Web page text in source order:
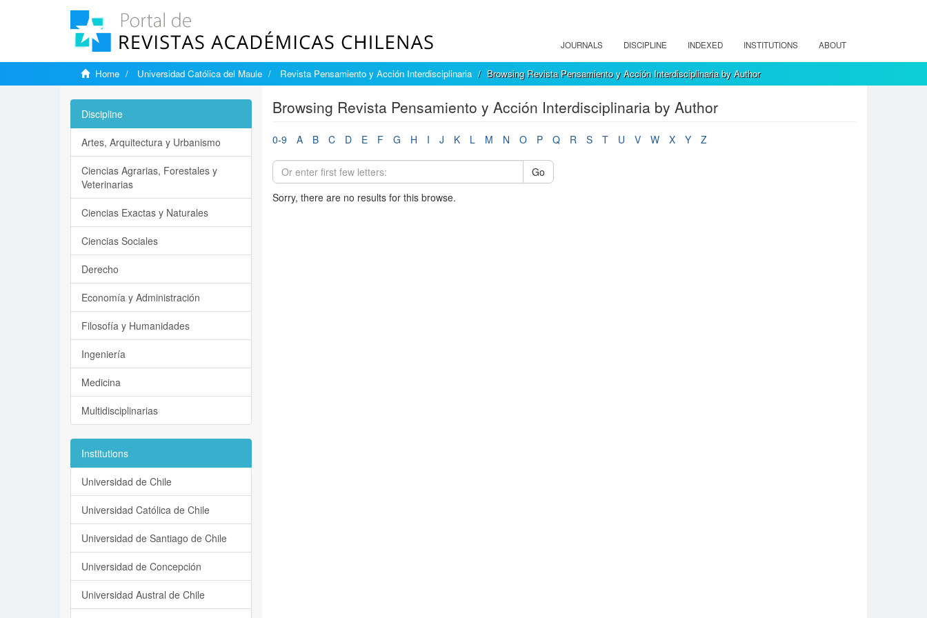
JOURNALS DISCIPLINE INDEXED INSTITUTIONS ABOUT
Home Universidad Católica del Maule Revista Pensamiento y Acción Interdisciplinaria Browsing Revista Pensamiento y Acción Interdisciplinaria by Author
Browsing Revista Pensamiento y Acción Interdisciplinaria by Author
0-9 A B C D E F G H I J K L M N O P Q R S T U V W X Y Z
Go
Sorry, there are no results for this browse.
Discipline
Artes, Arquitectura y Urbanismo
Ciencias Agrarias, Forestales y
Veterinarias
Ciencias Exactas y Naturales
Ciencias Sociales
Derecho
Economía y Administración
Filosofía y Humanidades
Ingeniería
Medicina
Multidisciplinarias
Institutions
Universidad de Chile
Universidad Católica de Chile
Universidad de Santiago de Chile
Universidad de Concepción
Universidad Austral de Chile